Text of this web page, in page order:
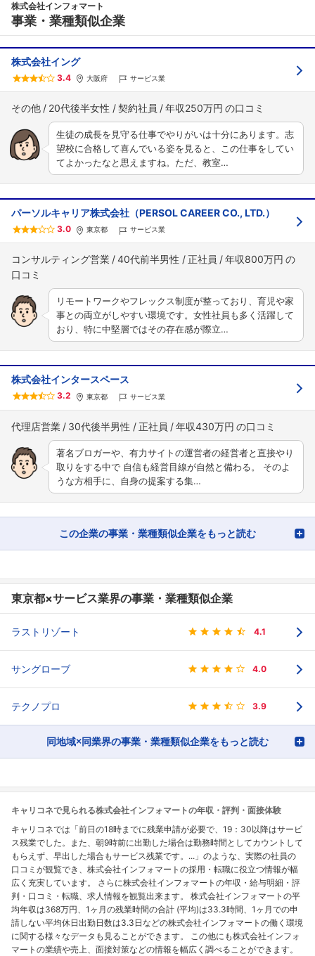
株式会社インフォマート
事業・業種類似企業
株式会社イング
3.4 大阪府 サービス業
その他 20代後半女性 契約社員 年収250万円
生徒の成長を見守る仕事でやりがいは十分にあります。志
望校に合格して喜んでいる姿を見ると、この仕事をしてい
てよかったなと思えますね。ただ、教室…
パーソルキャリア株式会社（PERSOL CAREER CO., LTD.）
3.0 東京都 サービス業
コンサルティング営業 40代前半男性 正社員 年収800万円
リモートワークやフレックス制度が整っており、育児や家
事との両立がしやすい環境です。女性社員も多く活躍して
おり、特に中堅層ではその存在感が際立…
株式会社インタースペース
3.2 東京都 サービス業
代理店営業 30代後半男性 正社員 年収430万円
著名ブロガーや、有力サイトの運営者の経営者と直接やり
取りをする中で 自信も経営目線が自然と備わる。 そのよ
うな方相手に、自身の提案する集…
この企業の事業・業種類似企業をもっと読む
東京都×サービス業界の事業・業種類似企業
ラストリゾート 4.1
サングローブ 4.0
テクノプロ 3.9
同地域×同業界の事業・業種類似企業をもっと読む
キャリコネで見られる株式会社インフォマートの年収・評判・面接体験
キャリコネでは「前日の18時までに残業申請が必要で、19：30以降はサービ
ス残業でした。また、朝9時前に出勤した場合は勤務時間としてカウントして
もらえず、早出した場合もサービス残業です。...」のような、実際の社員の
口コミが観覧でき、株式会社インフォマートの採用・転職に役立つ情報が幅
広く充実しています。 さらに株式会社インフォマートの年収・給与明細・評
判・口コミ・転職、求人情報を観覧出来ます。 株式会社インフォマートの平
均年収は368万円、1ヶ月の残業時間の合計 (平均)は33.3時間、1ヶ月での申
請しない平均休日出勤日数は3.3日などの株式会社インフォマートの働く環境
に関する様々なデータも見ることができます。 この他にも株式会社インフォ
マートの業績や売上、面接対策などの情報を幅広く調べることができます。